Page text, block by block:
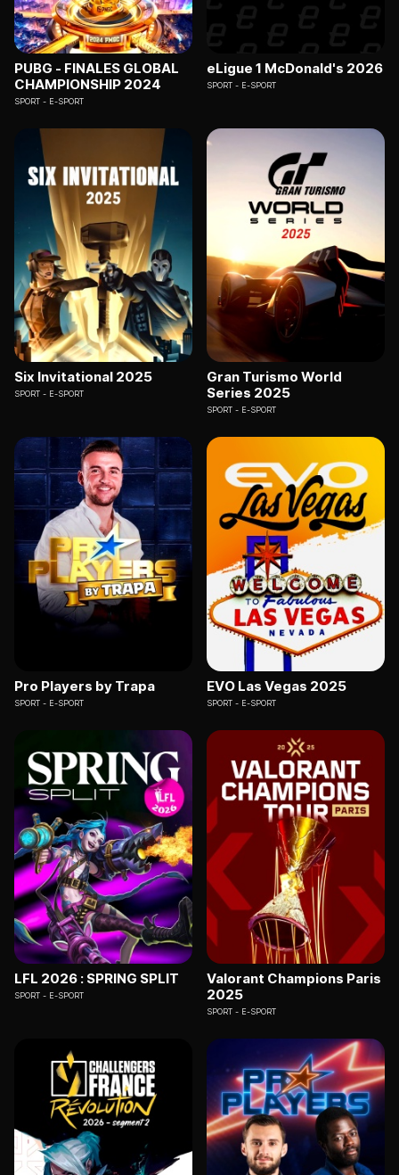
PUBG - FINALES GLOBAL
CHAMPIONSHIP 2024
SPORT E-SPORT
eLigue 1 McDonald's 2026
SPORT E-SPORT
Six Invitational 2025
SPORT E-SPORT
Gran Turismo World
Series 2025
SPORT E-SPORT
Pro Players by Trapa
SPORT E-SPORT
EVO Las Vegas 2025
SPORT E-SPORT
LFL 2026 : SPRING SPLIT
SPORT E-SPORT
Valorant Champions Paris
2025
SPORT E-SPORT